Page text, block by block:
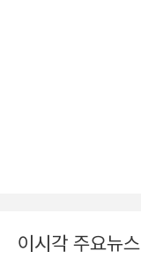
이시각 주요뉴스